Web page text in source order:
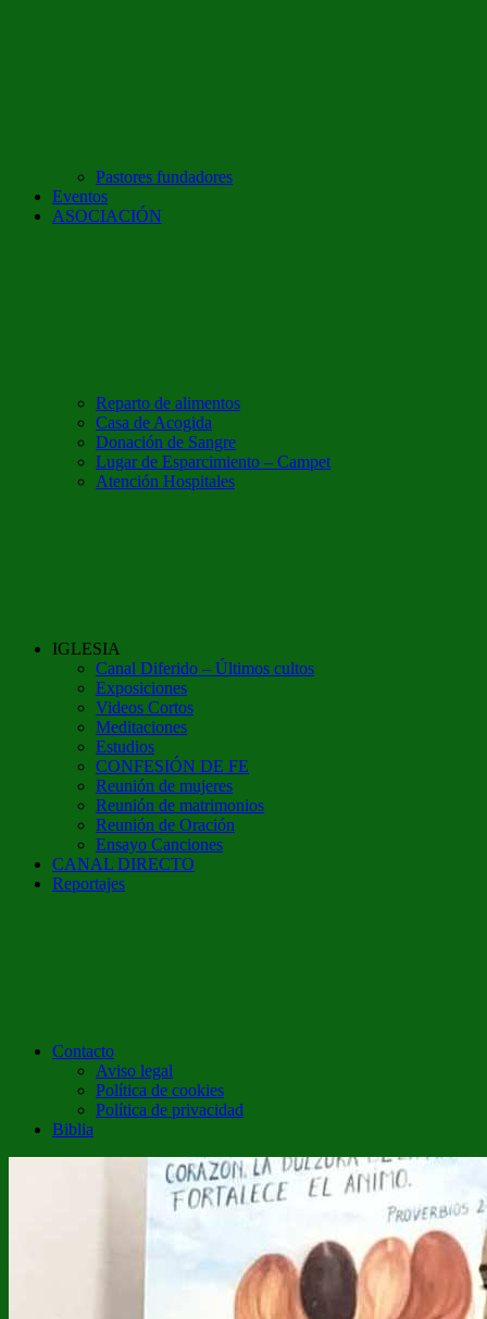
Pastores fundadores
Eventos
ASOCIACIÓN
Reparto de alimentos
Casa de Acogida
Donación de Sangre
Lugar de Esparcimiento – Campet
Atención Hospitales
IGLESIA
Canal Diferido – Últimos cultos
Exposiciones
Videos Cortos
Meditaciones
Estudios
CONFESIÓN DE FE
Reunión de mujeres
Reunión de matrimonios
Reunión de Oración
Ensayo Canciones
CANAL DIRECTO
Reportajes
Contacto
Aviso legal
Política de cookies
Política de privacidad
Biblia